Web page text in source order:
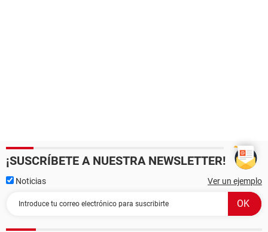
¡SUSCRÍBETE A NUESTRA NEWSLETTER!
Noticias Ver un ejemplo